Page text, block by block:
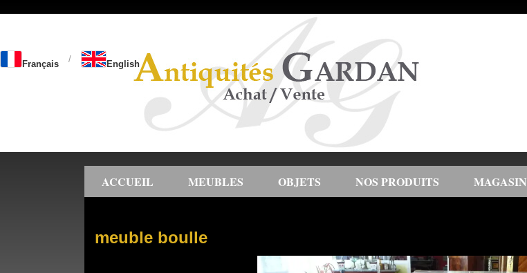
Français / English
ACCUEIL MEUBLES OBJETS NOS PRODUITS MAGASIN
meuble boulle